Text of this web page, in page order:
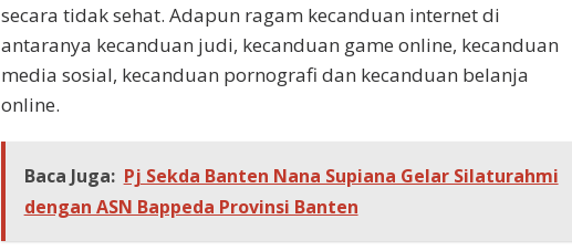
secara tidak sehat. Adapun ragam kecanduan internet di
antaranya kecanduan judi, kecanduan game online, kecanduan
media sosial, kecanduan pornografi dan kecanduan belanja
online.
Baca Juga: Pj Sekda Banten Nana Supiana Gelar Silaturahmi
dengan ASN Bappeda Provinsi Banten